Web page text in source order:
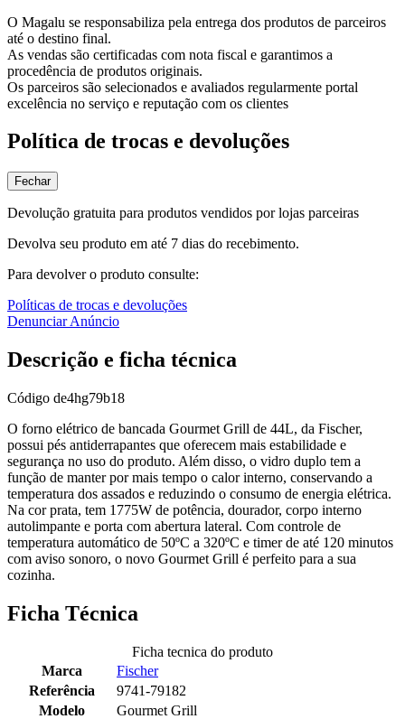
O Magalu se responsabiliza pela entrega dos produtos de parceiros
até o destino final.
As vendas são certificadas com nota fiscal e garantimos a
procedência de produtos originais.
Os parceiros são selecionados e avaliados regularmente portal
excelência no serviço e reputação com os clientes
Política de trocas e devoluções
Fechar
Devolução gratuita para produtos vendidos por lojas parceiras
Devolva seu produto em até 7 dias do recebimento.
Para devolver o produto consulte:
Políticas de trocas e devoluções
Denunciar Anúncio
Descrição e ficha técnica
Código de4hg79b18
O forno elétrico de bancada Gourmet Grill de 44L, da Fischer,
possui pés antiderrapantes que oferecem mais estabilidade e
segurança no uso do produto. Além disso, o vidro duplo tem a
função de manter por mais tempo o calor interno, conservando a
temperatura dos assados e reduzindo o consumo de energia elétrica.
Na cor prata, tem 1775W de potência, dourador, corpo interno
autolimpante e porta com abertura lateral. Com controle de
temperatura automático de 50ºC a 320ºC e timer de até 120 minutos
com aviso sonoro, o novo Gourmet Grill é perfeito para a sua
cozinha.
Ficha Técnica
Ficha tecnica do produto
Marca
Fischer
Referência
9741-79182
Modelo
Gourmet Grill